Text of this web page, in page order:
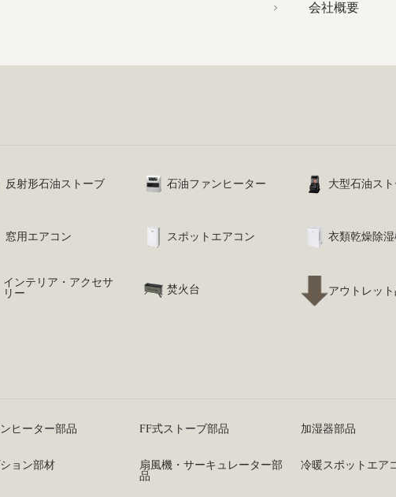
会社概要
反射形石油ストーブ 石油ファンヒーター 大型石油ス
窓用エアコン スポットエアコン 衣類乾燥除湿
インテリア・アクセサ
リー
焚火台 アウトレット
ヒーター部品 FF式ストーブ部品 加湿器部品
ョン部材
扇風機・サーキュレーター部
品
冷暖スポットエア